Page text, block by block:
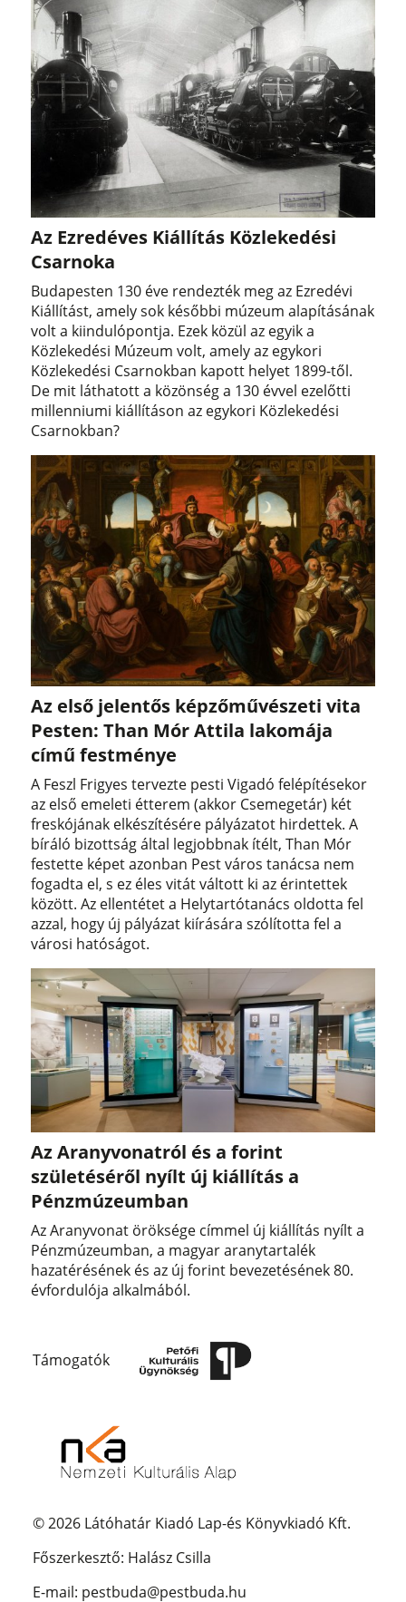
Az Ezredéves Kiállítás Közlekedési
Csarnoka
Budapesten 130 éve rendezték meg az Ezredévi
Kiállítást, amely sok későbbi múzeum alapításának
volt a kiindulópontja. Ezek közül az egyik a
Közlekedési Múzeum volt, amely az egykori
Közlekedési Csarnokban kapott helyet 1899-től.
De mit láthatott a közönség a 130 évvel ezelőtti
millenniumi kiállításon az egykori Közlekedési
Csarnokban?
Az első jelentős képzőművészeti vita
Pesten: Than Mór Attila lakomája
című festménye
A Feszl Frigyes tervezte pesti Vigadó felépítésekor
az első emeleti étterem (akkor Csemegetár) két
freskójának elkészítésére pályázatot hirdettek. A
bíráló bizottság által legjobbnak ítélt, Than Mór
festette képet azonban Pest város tanácsa nem
fogadta el, s ez éles vitát váltott ki az érintettek
között. Az ellentétet a Helytartótanács oldotta fel
azzal, hogy új pályázat kiírására szólította fel a
városi hatóságot.
Az Aranyvonatról és a forint
születéséről nyílt új kiállítás a
Pénzmúzeumban
Az Aranyvonat öröksége címmel új kiállítás nyílt a
Pénzmúzeumban, a magyar aranytartalék
hazatérésének és az új forint bevezetésének 80.
évfordulója alkalmából.
Támogatók
© 2026 Látóhatár Kiadó Lap-és Könyvkiadó Kft.
Főszerkesztő: Halász Csilla
E-mail: pestbuda@pestbuda.hu